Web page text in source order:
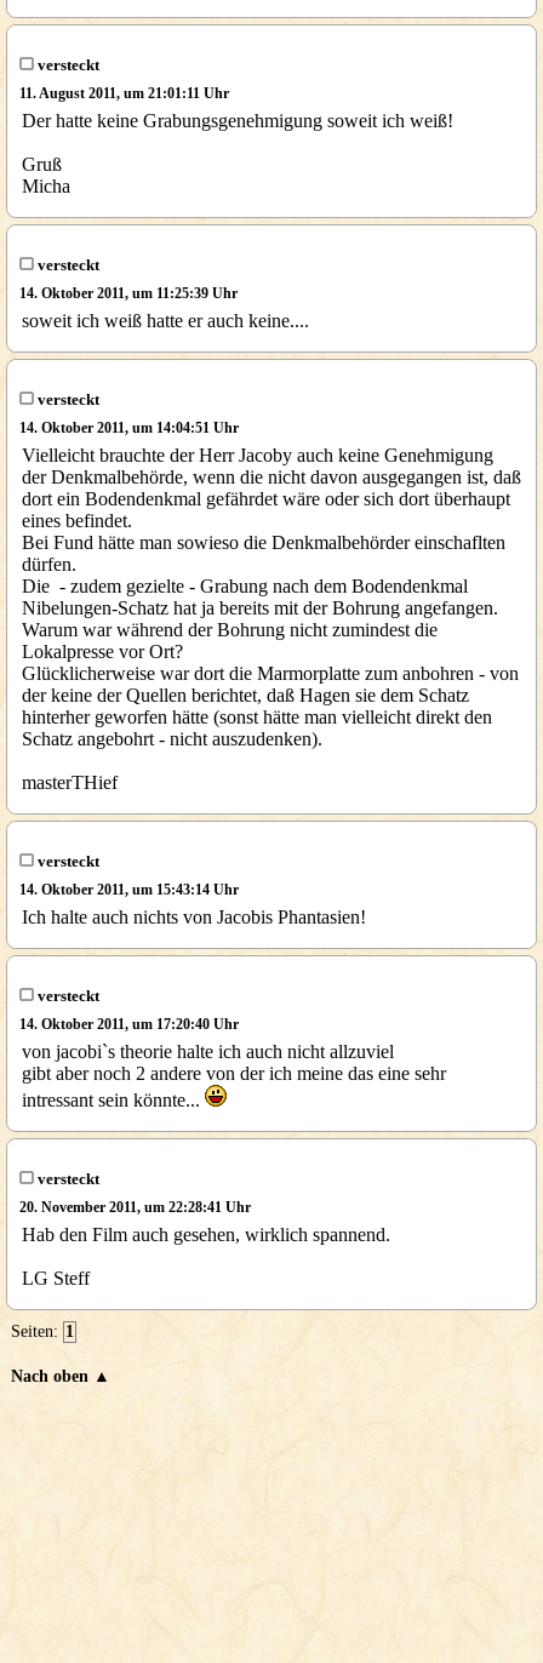
versteckt
11. August 2011, um 21:01:11 Uhr
Der hatte keine Grabungsgenehmigung soweit ich weiß!
Gruß
Micha
versteckt
14. Oktober 2011, um 11:25:39 Uhr
soweit ich weiß hatte er auch keine....
versteckt
14. Oktober 2011, um 14:04:51 Uhr
Vielleicht brauchte der Herr Jacoby auch keine Genehmigung
der Denkmalbehörde, wenn die nicht davon ausgegangen ist, daß
dort ein Bodendenkmal gefährdet wäre oder sich dort überhaupt
eines befindet.
Bei Fund hätte man sowieso die Denkmalbehörder einschaflten
dürfen.
Die - zudem gezielte - Grabung nach dem Bodendenkmal
Nibelungen-Schatz hat ja bereits mit der Bohrung angefangen.
Warum war während der Bohrung nicht zumindest die
Lokalpresse vor Ort?
Glücklicherweise war dort die Marmorplatte zum anbohren - von
der keine der Quellen berichtet, daß Hagen sie dem Schatz
hinterher geworfen hätte (sonst hätte man vielleicht direkt den
Schatz angebohrt - nicht auszudenken).
masterTHief
versteckt
14. Oktober 2011, um 15:43:14 Uhr
Ich halte auch nichts von Jacobis Phantasien!
versteckt
14. Oktober 2011, um 17:20:40 Uhr
von jacobi`s theorie halte ich auch nicht allzuviel
gibt aber noch 2 andere von der ich meine das eine sehr
intressant sein könnte...
versteckt
20. November 2011, um 22:28:41 Uhr
Hab den Film auch gesehen, wirklich spannend.
LG Steff
Seiten: 1
Nach oben ▲